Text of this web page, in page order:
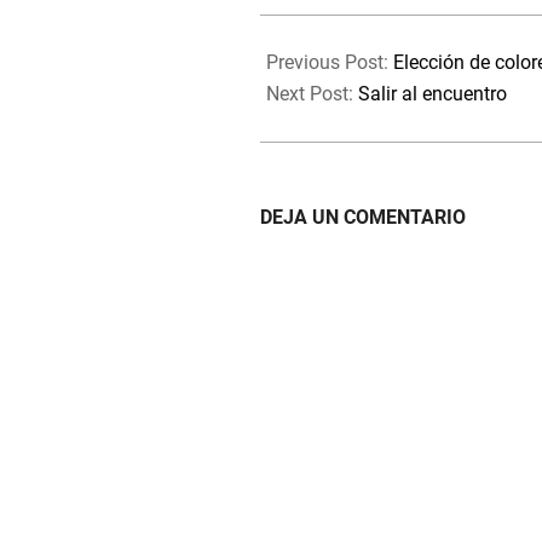
03-
22
Previous Post: Elección de
Next Post: Salir al encuentro
DEJA UN COMENTARIO